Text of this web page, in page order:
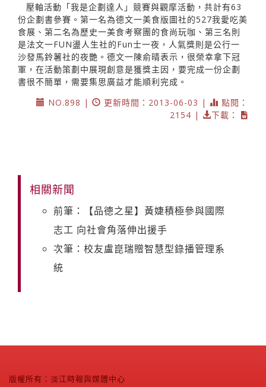
壓軸活動「我是企劃達人」競賽與觀摩活動，共計有63
份企劃書參賽。第一名為德文一美食版圖社的527我愛吃美
食展、第二名為歷史一美食考察團的食尚玩咖、第三名則
是法文一FUN盪人生社的Fun士一夜，人氣獎則是公行一
沙發馬鈴薯社的夜艷。德文一陳俞晴表示，很榮幸拿下冠
軍，在活動策劃中展現創意是獲獎主因，要完成一份企劃
書很不簡單，需要集思廣益才能順利完成。
NO.898 |
更新時間：2013-06-03 |
點閱：
2154 |
下載：
相關新聞
前筆：【品德之星】黃婕積極參與國際
志工 向社會角落伸出援手
次筆：校友盧崑瑞贈智慧型錄播管理系
統
版權所有：淡江時報與媒體中心